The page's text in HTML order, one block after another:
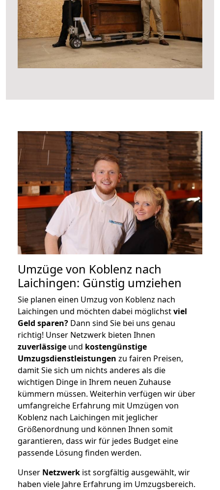
Umzüge von Koblenz nach
Laichingen: Günstig umziehen
Sie planen einen Umzug von Koblenz nach
Laichingen und möchten dabei möglichstviel
Geld sparen? Dann sind Sie bei uns genau
richtig! Unser Netzwerk bieten Ihnen
zuverlässige und kostengünstige
Umzugsdienstleistungen zu fairen Preisen,
damit Sie sich um nichts anderes als die
wichtigen Dinge in Ihrem neuen Zuhause
kümmern müssen. Weiterhin verfügen wir über
umfangreiche Erfahrung mit Umzügen von
Koblenz nach Laichingen mit jeglicher
Größenordnung und können Ihnen somit
garantieren, dass wir für jedes Budget eine
passende Lösung finden werden.
Unser Netzwerk ist sorgfältig ausgewählt, wir
haben viele Jahre Erfahrung im Umzugsbereich.